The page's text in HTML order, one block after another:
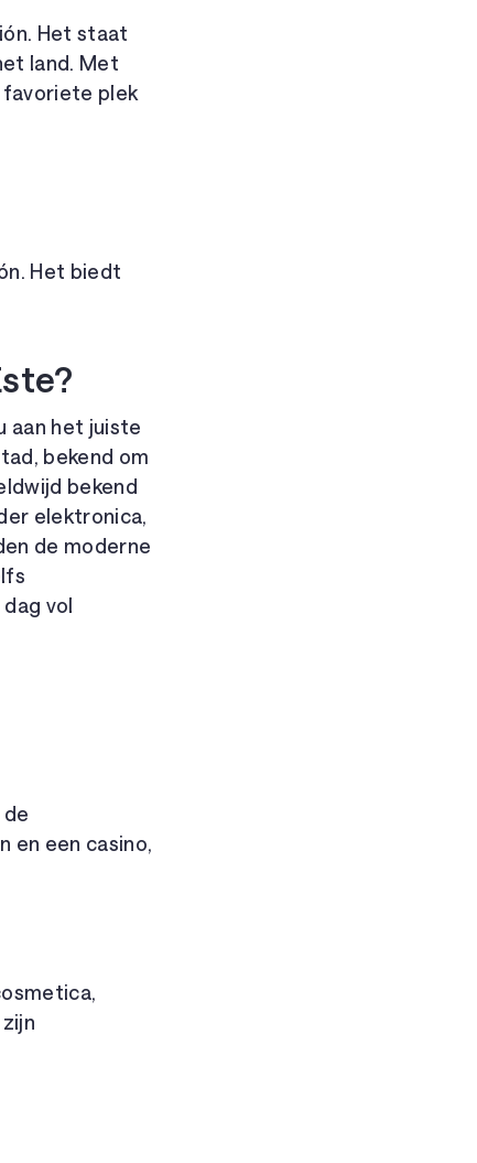
Het staat
land. Met
favoriete plek
Het biedt
aan het juiste
bekend om
bekend
elektronica,
de moderne
vol
en een casino,